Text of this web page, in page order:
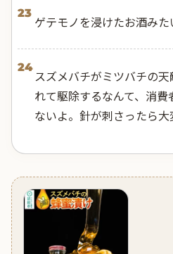
23
ゲテモノを浸けたお酒みた
24
スズメバチがミツバチの
れて駆除するなんて、消
ないよ。針が刺さったら大